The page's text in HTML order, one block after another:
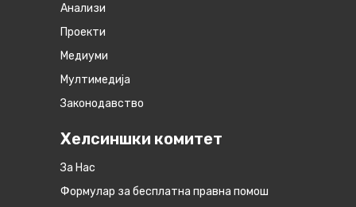
Анализи
Проекти
Медиуми
Мултимедија
Законодавство
Хелсиншки комитет
За Нас
Формулар за бесплатна правна помош